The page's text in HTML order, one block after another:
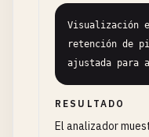
Visualización
retención de
ajustada para
RESULTADO
El analizador